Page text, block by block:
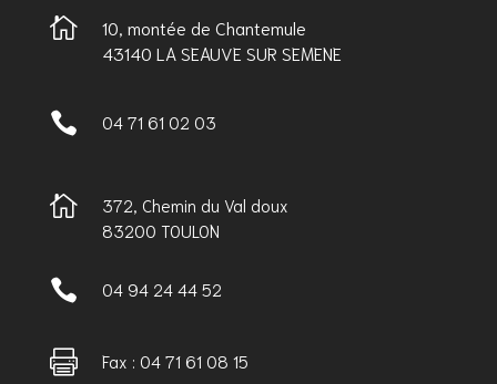

10, montée de Chantemule
43140 LA SEAUVE SUR SEMENE
 04 71 61 02 03

372, Chemin du Val doux
83200 TOULON
 04 94 24 44 52
 Fax : 04 71 61 08 15